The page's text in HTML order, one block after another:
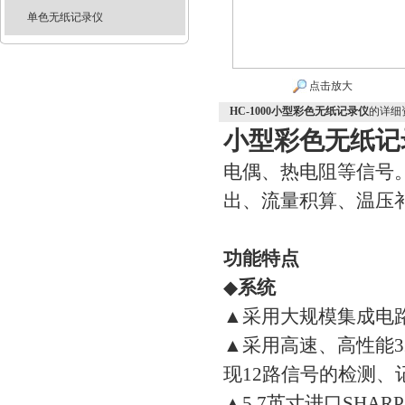
单色无纸记录仪
点击放大
HC-1000小型彩色无纸记录仪的详细
小型彩色无纸
电偶、热电阻等信号
出、流量积算、温压
功能特点
◆系统
▲采用大规模集成电
▲采用高速、高性能
现12路信号的检测、